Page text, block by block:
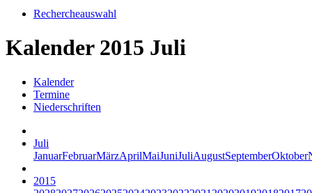
Rechercheauswahl
Kalender 2015 Juli
Kalender
Termine
Niederschriften
Juli
JanuarFebruarMärzAprilMaiJuniJuliAugustSeptemberOktober
2015